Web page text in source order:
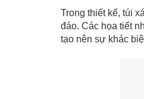
Trong thiết kế, túi
đáo. Các họa tiết
tạo nên sự khác